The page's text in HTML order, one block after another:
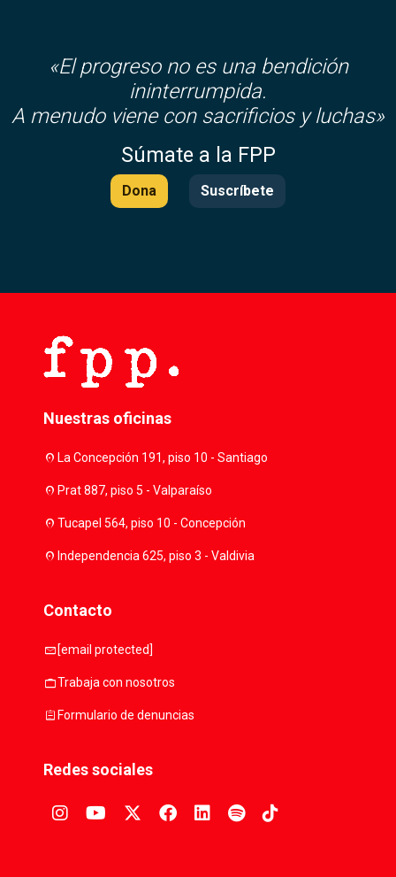
«El progreso no es una bendición
ininterrumpida.
A menudo viene con sacrificios y luchas»
Súmate a la FPP
Dona Suscríbete
Nuestras oficinas
location_onLa Concepción 191, piso 10 - Santiago
location_onPrat 887, piso 5 - Valparaíso
location_onTucapel 564, piso 10 - Concepción
location_onIndependencia 625, piso 3 - Valdivia
Contacto
mail [email protected]
workTrabaja con nosotros
assignmentFormulario de denuncias
Redes sociales